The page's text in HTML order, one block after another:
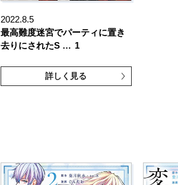
2022.8.5
最高難度迷宮でパーティに置き
去りにされたS … 1
詳しく見る